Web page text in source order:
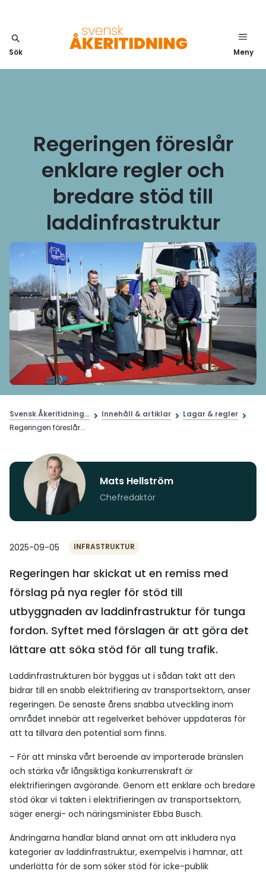
Sök Meny
Regeringen föreslår
enklare regler och
bredare stöd till
laddinfrastruktur
Svensk Åkeritidning... Innehåll & artiklar
Lagar & regler
Regeringen föreslår...
Mats Hellström
Chefredaktör
2025-09-05 INFRASTRUKTUR
Regeringen har skickat ut en remiss med
förslag på nya regler för stöd till
utbyggnaden av laddinfrastruktur för tunga
fordon. Syftet med förslagen är att göra det
lättare att söka stöd för all tung trafik.
Laddinfrastrukturen bör byggas ut i sådan takt att den
bidrar till en snabb elektrifiering av transportsektorn, anser
regeringen. De senaste årens snabba utveckling inom
området innebär att regelverket behöver uppdateras för
att ta tillvara den potential som finns.
– För att minska vårt beroende av importerade bränslen
och stärka vår långsiktiga konkurrenskraft är
elektrifieringen avgörande. Genom ett enklare och bredare
stöd ökar vi takten i elektrifieringen av transportsektorn,
säger energi- och näringsminister Ebba Busch.
Ändringarna handlar bland annat om att inkludera nya
kategorier av laddinfrastruktur, exempelvis i hamnar, att
underlätta för de som söker stöd för icke-publik